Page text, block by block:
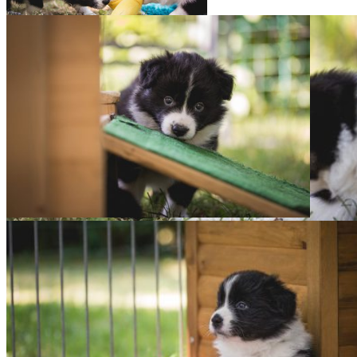
27|06|2019 – Neu­es aus dem
Welpenauslauf
27|06|2019 – Neu­es aus dem
Welpenauslauf
27|06|2019 – Neu­es aus dem Welpenauslauf
27|06|2019 – Neu­es aus dem Welpenauslauf